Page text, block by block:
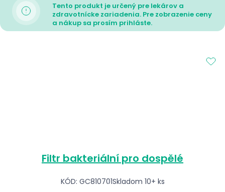
Tento produkt je určený pre lekárov a
zdravotnícke zariadenia. Pre zobrazenie ceny
a nákup sa prosím prihláste.
Filtr bakteriální pro dospělé
KÓD: GC810701Skladom 10+ ks